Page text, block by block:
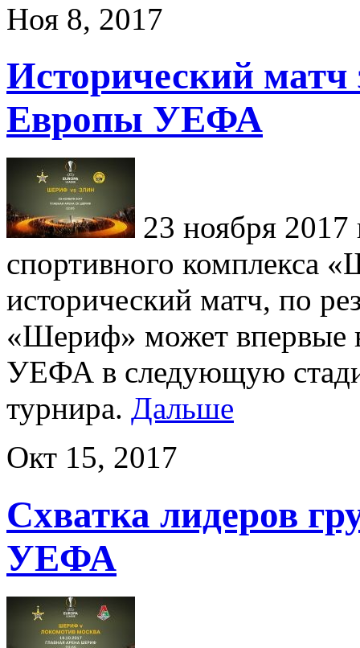
Ноя 8, 2017
Исторический
Европы УЕФА
23 ноября 2017
спортивного комплекса
исторический матч, по
«Шериф» может впервые
УЕФА в следующую
турнира. Дальше
Окт 15, 2017
Схватка лидеров
УЕФА